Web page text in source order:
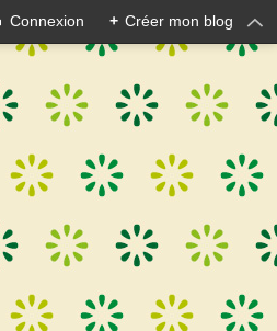
Connexion + Créer mon blog